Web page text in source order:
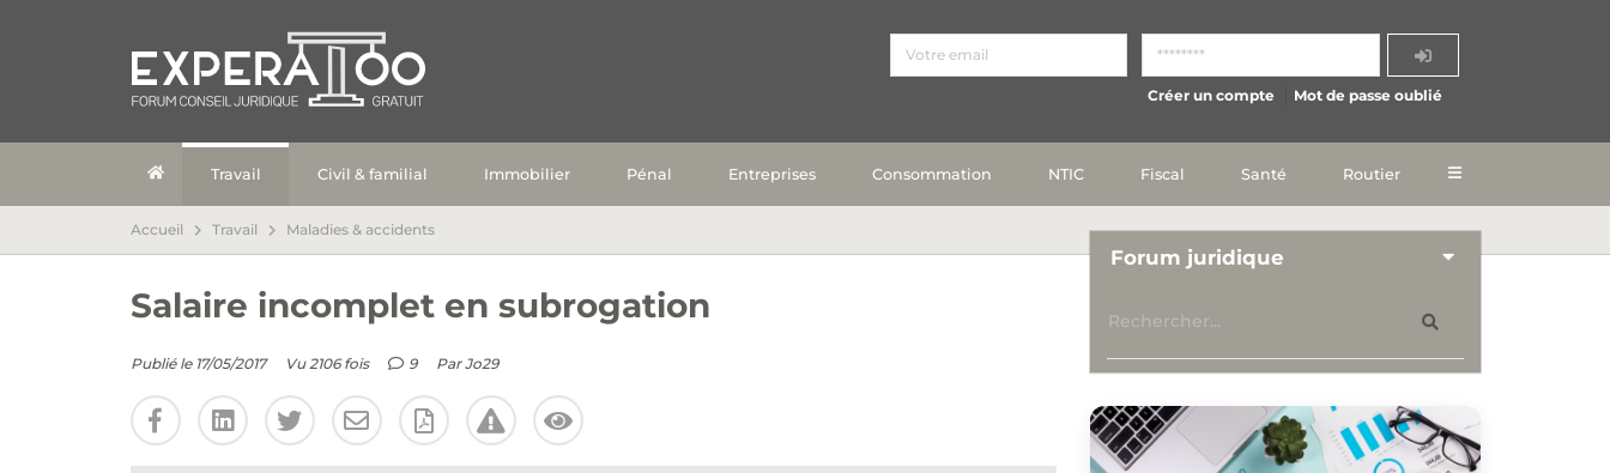
Créer un compte Mot de passe oublié
Travail Civil & familial Immobilier Pénal Entreprises Consommation NTIC Fiscal Santé Routier
Accueil Travail Maladies & accidents
Salaire incomplet en subrogation
Publié le 17/05/2017 Vu 2106 fois 9 ParJo29
Forum juridique